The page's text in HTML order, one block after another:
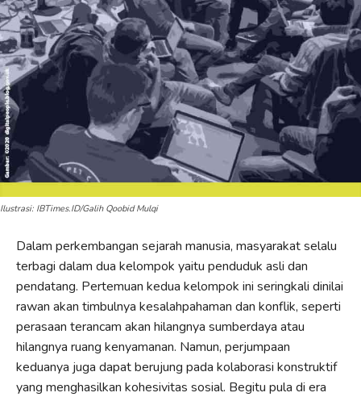
Ilustrasi: IBTimes.ID/Galih Qoobid Mulqi
Dalam perkembangan sejarah manusia, masyarakat selalu
terbagi dalam dua kelompok yaitu penduduk asli dan
pendatang. Pertemuan kedua kelompok ini seringkali dinilai
rawan akan timbulnya kesalahpahaman dan konflik, seperti
perasaan terancam akan hilangnya sumberdaya atau
hilangnya ruang kenyamanan. Namun, perjumpaan
keduanya juga dapat berujung pada kolaborasi konstruktif
yang menghasilkan kohesivitas sosial. Begitu pula di era